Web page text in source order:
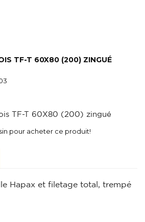
TF-T 60X80 (200) ZINGUÉ
TF-T 60X80 (200) zingué
pour acheter ce produit!
Hapax et filetage total, trempé